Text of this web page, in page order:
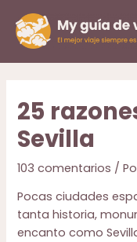
contenido
25
Sevilla
103 comentarios /
Pocas ciudades
tanta historia,
encanto como